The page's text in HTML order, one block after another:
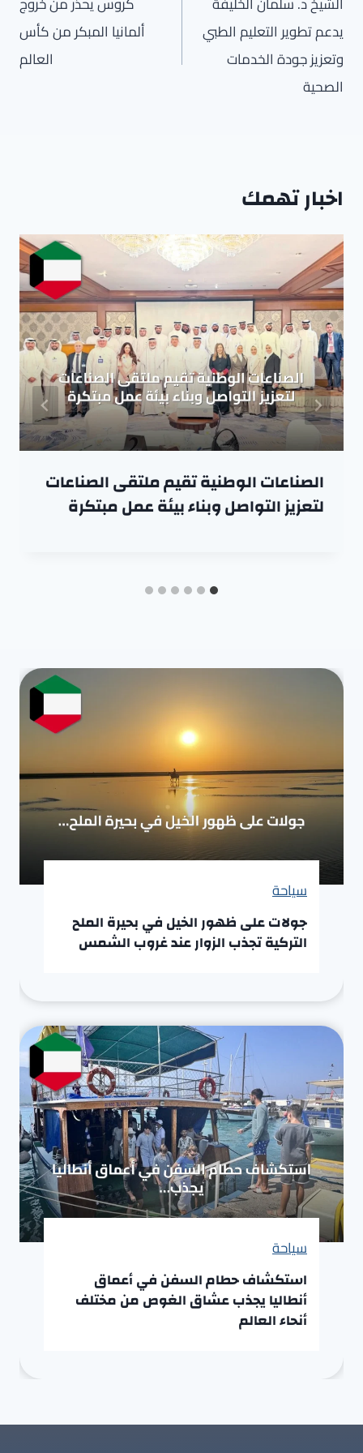
يدعم تطوير التعليم الطبي
وتعزيز جودة الخدمات
الصحية
ألمانيا المبكر من كأس
العالم
اخبار تهمك
الصناعات الوطنية تقيم ملتقى الصناعات
لتعزيز التواصل وبناء بيئة عمل مبتكرة
سياحة
جولات على ظهور الخيل في بحيرة الملح
التركية تجذب الزوار عند غروب الشمس
سياحة
استكشاف حطام السفن في أعماق
أنطاليا يجذب عشاق الغوص من مختلف
أنحاء العالم